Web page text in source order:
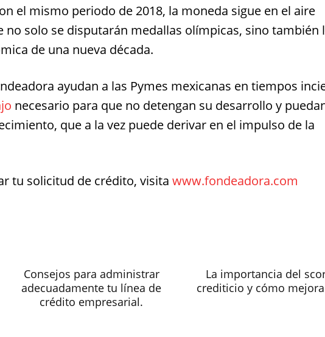
el mismo periodo de 2018, la moneda sigue en el aire
no solo se disputarán medallas olímpicas, sino también
de una nueva década.
ayudan a las Pymes mexicanas en tiempos
necesario para que no detengan su desarrollo y
que a la vez puede derivar en el impulso de la
tu solicitud de crédito, visita www.fondeadora.com
Consejos para administrar
adecuadamente tu línea de
crédito empresarial.
La importancia del
crediticio y cómo